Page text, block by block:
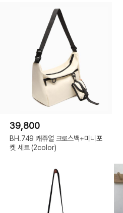
39,800
BH.749 캐쥬얼 크로스백+미니포
켓 세트 (2color)